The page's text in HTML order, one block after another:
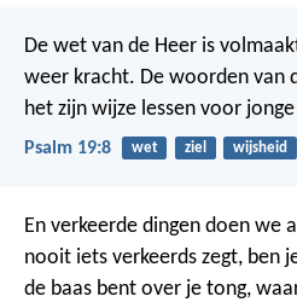
De wet van de Heer is
weer kracht. De woorden van
het zijn wijze lessen voor
Psalm 19:8 wet ziel wijsheid
En verkeerde dingen doen we
nooit iets verkeerds zegt, ben
de baas bent over je tong,